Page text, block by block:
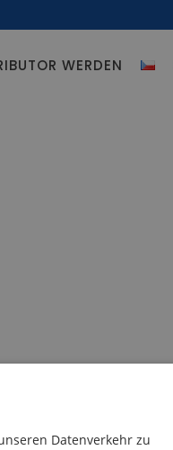
WERDEN
Datenverkehr zu